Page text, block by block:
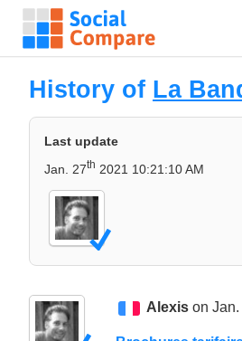
History of La
Last update
Jan. 27th 2021 10:21:10 AM
Alexis on Jan.